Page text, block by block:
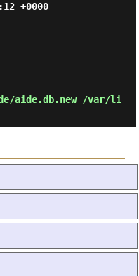
aide.db.new /var/li